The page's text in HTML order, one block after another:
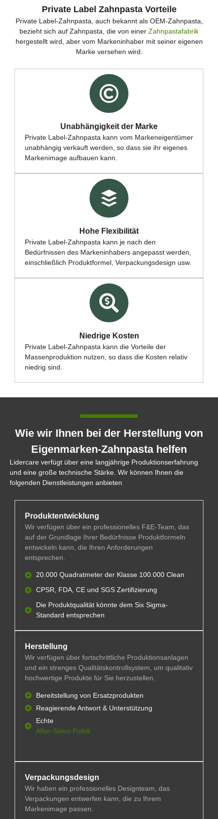
Private Label Zahnpasta Vorteile
Private Label-Zahnpasta, auch bekannt als OEM-Zahnpasta,
bezieht sich auf Zahnpasta, die von einer Zahnpastafabrik
hergestellt wird, aber vom Markeninhaber mit seiner eigenen
Marke versehen wird.
Unabhängigkeit der Marke
Private Label-Zahnpasta kann vom Markeneigentümer
unabhängig verkauft werden, so dass sie ihr eigenes
Markenimage aufbauen kann.
Hohe Flexibilität
Private Label-Zahnpasta kann je nach den
Bedürfnissen des Markeninhabers angepasst werden,
einschließlich Produktformel, Verpackungsdesign usw.
Niedrige Kosten
Private Label-Zahnpasta kann die Vorteile der
Massenproduktion nutzen, so dass die Kosten relativ
niedrig sind.
Wie wir Ihnen bei der Herstellung von
Eigenmarken-Zahnpasta helfen
Lidercare verfügt über eine langjährige Produktionserfahrung
und eine große technische Stärke. Wir können Ihnen die
folgenden Dienstleistungen anbieten
Produktentwicklung
Wir verfügen über ein professionelles F&E-Team, das
auf der Grundlage Ihrer Bedürfnisse Produktformeln
entwickeln kann, die Ihren Anforderungen
entsprechen.
20.000 Quadratmeter der Klasse 100.000 Clean
CPSR, FDA, CE und SGS Zertifizierung
Die Produktqualität könnte dem Six Sigma-
Standard entsprechen
Herstellung
Wir verfügen über fortschrittliche Produktionsanlagen
und ein strenges Qualitätskontrollsystem, um qualitativ
hochwertige Produkte für Sie herzustellen.
Bereitstellung von Ersatzprodukten
Reagierende Antwort & Unterstützung
Echte
After-Sales-Politik
Verpackungsdesign
Wir haben ein professionelles Designteam, das
Verpackungen entwerfen kann, die zu Ihrem
Markenimage passen.